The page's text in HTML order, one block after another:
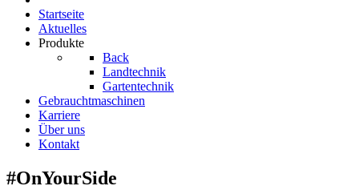
Startseite
Aktuelles
Produkte
Back
Landtechnik
Gartentechnik
Gebrauchtmaschinen
Karriere
Über uns
Kontakt
#OnYourSide